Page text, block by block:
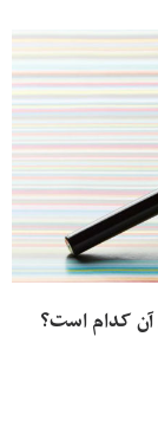
کدام است؟